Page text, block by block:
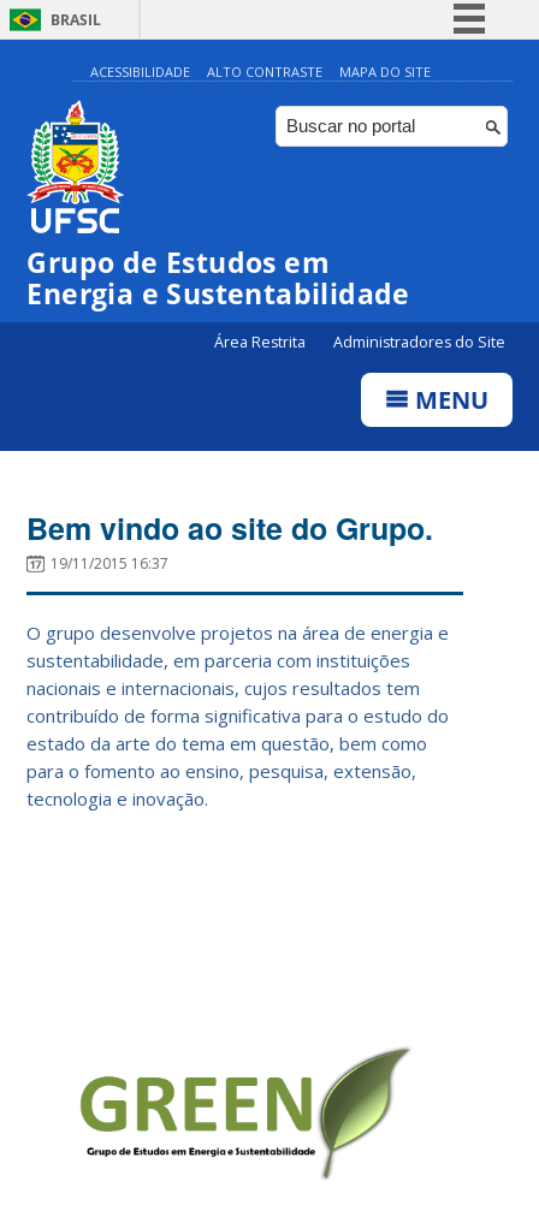
BRASIL
Simplifique!
Comunica BR
Participe
ACESSIBILIDADE ALTO CONTRASTE MAPA DO SITE
Grupo de Estudos em
Energia e Sustentabilidade
Área Restrita Administradores do Site
MENU
Bem vindo ao site do Grupo.
19/11/2015 16:37
O grupo desenvolve projetos na área de energia e
sustentabilidade, em parceria com instituições
nacionais e internacionais, cujos resultados tem
contribuído de forma significativa para o estudo do
estado da arte do tema em questão, bem como
para o fomento ao ensino, pesquisa, extensão,
tecnologia e inovação.